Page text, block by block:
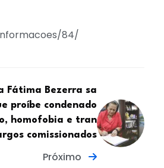
84/
Fátima Bezerra sa
proíbe condenado
homofobia e tran
comissionados
Próximo